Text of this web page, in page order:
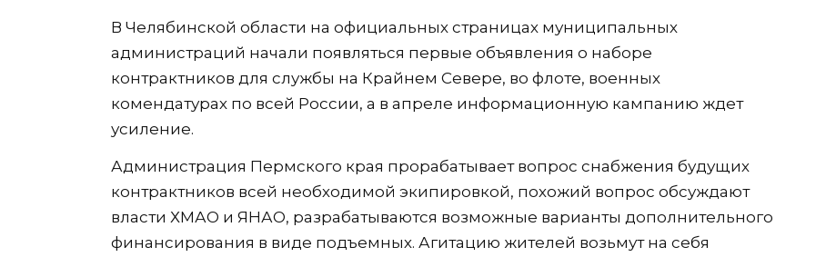
В Челябинской области на официальных страницах муниципальных
администраций начали появляться первые объявления о наборе
контрактников для службы на Крайнем Севере, во флоте, военных
комендатурах по всей России, а в апреле информационную кампанию ждет
усиление.
Администрация Пермского края прорабатывает вопрос снабжения будущих
контрактников всей необходимой экипировкой, похожий вопрос обсуждают
власти ХМАО и ЯНАО, разрабатываются возможные варианты дополнительного
финансирования в виде подъемных. Агитацию жителей возьмут на себя